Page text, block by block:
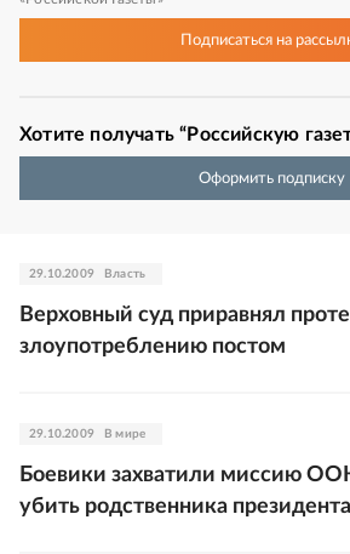
Подписатьсяна
Хотите получать “Российскую
Оформить подписку
29.10.2009 Власть
Верховный суд приравнял
злоупотреблению постом
29.10.2009 В мире
Боевики захватили миссию
убить родственника